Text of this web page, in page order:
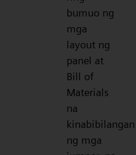
bumuo ng
mga
layout ng
panel at
Bill of
Materials
na
kinabibilangan
ng mga